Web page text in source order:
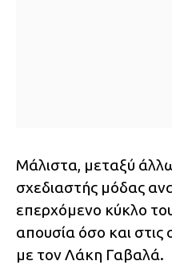
Μάλιστα, μεταξύ
σχεδιαστής μόδας
επερχόμενο κύκλο
απουσία όσο και στις
με τον Λάκη Γαβαλά.